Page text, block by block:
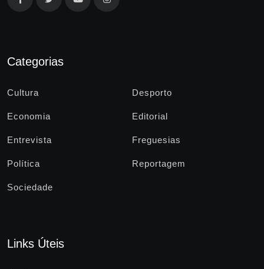
Categorias
Cultura Desporto
Economia Editorial
Entrevista Freguesias
Política Reportagem
Sociedade
Links Úteis